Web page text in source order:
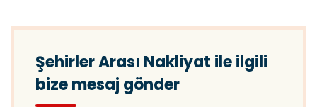
Şehirler Arası Nakliyat ile ilgili
bize mesaj gönder